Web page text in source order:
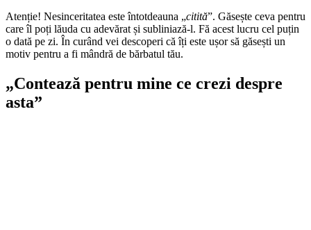
Atenție! Nesinceritatea este întotdeauna „citită”. Găsește ceva pentru
care îl poți lăuda cu adevărat și subliniază-l. Fă acest lucru cel puțin
o dată pe zi. În curând vei descoperi că îți este ușor să găsești un
motiv pentru a fi mândră de bărbatul tău.
„Contează pentru mine ce crezi despre
asta”